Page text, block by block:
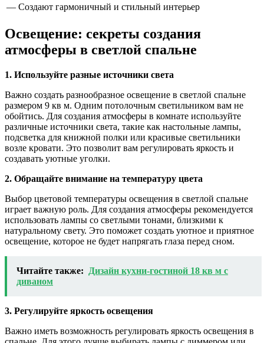
— Создают гармоничный и стильный интерьер
Освещение: секреты создания
атмосферы в светлой спальне
1. Используйте разные источники света
Важно создать разнообразное освещение в светлой спальне
размером 9 кв м. Одним потолочным светильником вам не
обойтись. Для создания атмосферы в комнате используйте
различные источники света, такие как настольные лампы,
подсветка для книжной полки или красивые светильники
возле кровати. Это позволит вам регулировать яркость и
создавать уютные уголки.
2. Обращайте внимание на температуру цвета
Выбор цветовой температуры освещения в светлой спальне
играет важную роль. Для создания атмосферы рекомендуется
использовать лампы со светлыми тонами, близкими к
натуральному свету. Это поможет создать уютное и приятное
освещение, которое не будет напрягать глаза перед сном.
Читайте также:
Дизайн кухни-гостиной 18 кв м с
диваном
3. Регулируйте яркость освещения
Важно иметь возможность регулировать яркость освещения в